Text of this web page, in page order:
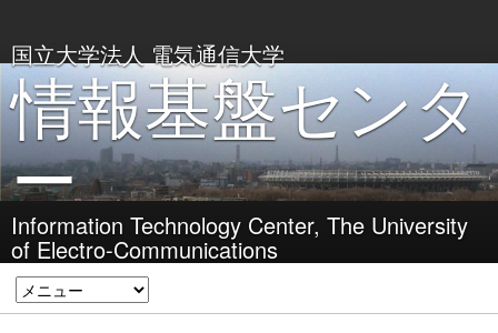
国立大学法人 電気通信大学
情報基盤センタ
ー
Information Technology Center, The University
of Electro-Communications